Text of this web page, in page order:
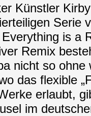
Künstler
Serie
is a
Remix
nicht so
das flexible
erlaubt,
im